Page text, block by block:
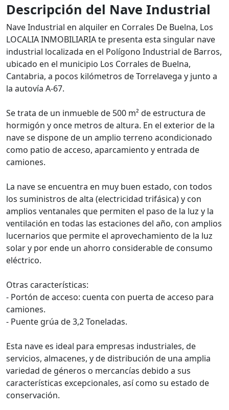
Descripción del Nave Industrial
Nave Industrial en alquiler en Corrales De Buelna, Los
LOCALIA INMOBILIARIA te presenta esta singular nave
industrial localizada en el Polígono Industrial de Barros,
ubicado en el municipio Los Corrales de Buelna,
Cantabria, a pocos kilómetros de Torrelavega y junto a
la autovía A-67.
Se trata de un inmueble de 500 m² de estructura de
hormigón y once metros de altura. En el exterior de la
nave se dispone de un amplio terreno acondicionado
como patio de acceso, aparcamiento y entrada de
camiones.
La nave se encuentra en muy buen estado, con todos
los suministros de alta (electricidad trifásica) y con
amplios ventanales que permiten el paso de la luz y la
ventilación en todas las estaciones del año, con amplios
lucernarios que permite el aprovechamiento de la luz
solar y por ende un ahorro considerable de consumo
eléctrico.
Otras características:
- Portón de acceso: cuenta con puerta de acceso para
camiones.
- Puente grúa de 3,2 Toneladas.
Esta nave es ideal para empresas industriales, de
servicios, almacenes, y de distribución de una amplia
variedad de géneros o mercancías debido a sus
características excepcionales, así como su estado de
conservación.